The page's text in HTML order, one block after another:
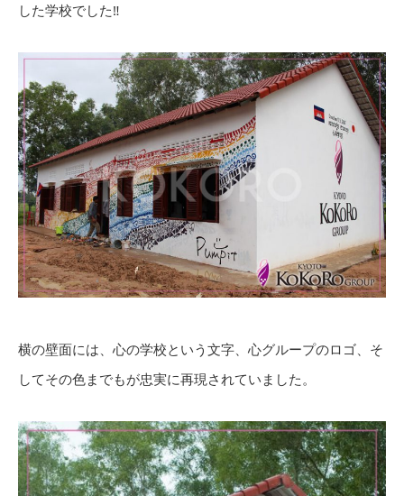
した学校でした‼︎
横の壁面には、心の学校という文字、心グループのロゴ、そ
してその色までもが忠実に再現されていました。